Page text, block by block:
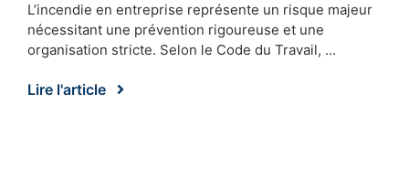
L’incendie en entreprise représente un risque majeur
nécessitant une prévention rigoureuse et une
organisation stricte. Selon le Code du Travail, ...
Lire l'article